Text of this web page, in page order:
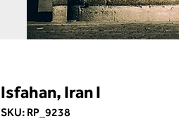
Isfahan, Iran I
SKU: RP_9238